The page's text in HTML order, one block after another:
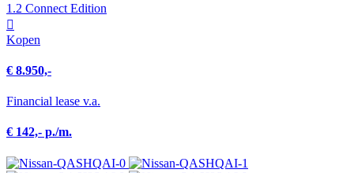
1.2 Connect Edition
Kopen
€ 8.950,-
Financial lease v.a.
€ 142,- p./m.